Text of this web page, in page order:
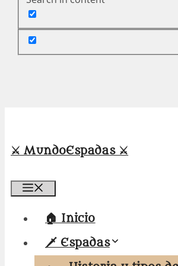
⚔️ MundoEspadas ⚔️
🏠 Inicio
🗡️ Espadas